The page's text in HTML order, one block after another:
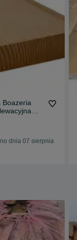
Boazeria
Cały
dnia 07 sierpnia